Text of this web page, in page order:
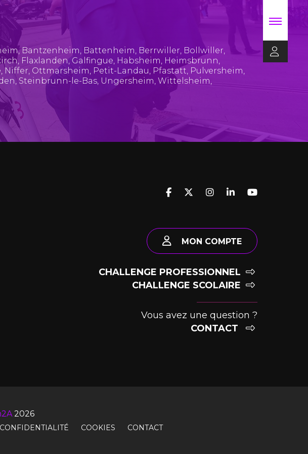
, Bantzenheim, Battenheim, Berrwiller, Bollwiller,
, Flaxlanden, Galfingue, Habsheim, Heimsbrunn,
, Niffer, Ottmarsheim, Petit-Landau, Pfastatt, Pulversheim,
, Steinbrunn-le-Bas, Ungersheim, Wittelsheim,
MON COMPTE
CHALLENGE PROFESSIONNEL
CHALLENGE SCOLAIRE
Vous avez une question ?
CONTACT
2026
COOKIES CONTACT